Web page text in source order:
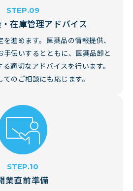
在庫管理アドバイス
進めます。医薬品の情報提供、
伝いするとともに、医薬品卸と
適切なアドバイスを行います。
のご相談にも応じます。
業直前準備